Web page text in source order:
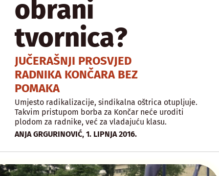
obrani
tvornica?
JUČERAŠNJI PROSVJED
RADNIKA KONČARA BEZ
POMAKA
Umjesto radikalizacije, sindikalna oštrica otupljuje.
Takvim pristupom borba za Končar neće uroditi
plodom za radnike, već za vladajuću klasu.
ANJA GRGURINOVIĆ, 1. LIPNJA 2016.